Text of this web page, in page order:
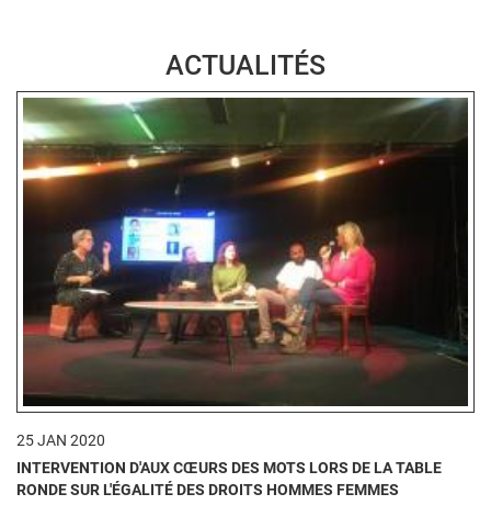
ACTUALITÉS
25 JAN 2020
INTERVENTION D'AUX CŒURS DES MOTS LORS DE LA TABLE
RONDE SUR L'ÉGALITÉ DES DROITS HOMMES FEMMES